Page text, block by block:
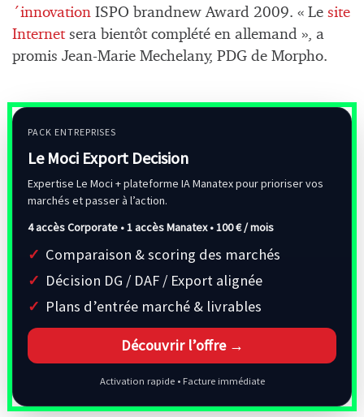
´innovation ISPO brandnew Award 2009. « Le site
Internetsera bientôt complété en allemand », a
promis Jean-Marie Mechelany, PDG de Morpho.
PACK ENTREPRISES
Le Moci Export Decision
Expertise Le Moci + plateforme IA Manatex pour prioriser vos
marchés et passer à l’action.
4 accès Corporate • 1 accès Manatex •100 € / mois
Comparaison & scoring des marchés
Décision DG / DAF / Export alignée
Plans d’entrée marché & livrables
Découvrir l’offre →
Activation rapide • Facture immédiate